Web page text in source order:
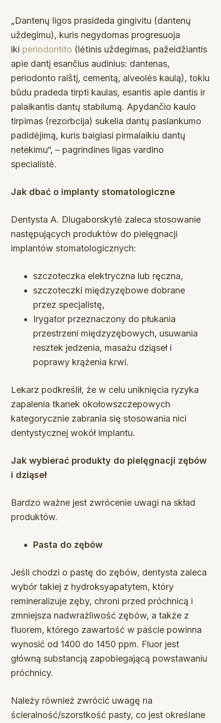
„Dantenų ligos prasideda gingivitu (dantenų
uždegimu), kuris negydomas progresuoja
iki periodontito (lėtinis uždegimas, pažeidžiantis
apie dantį esančius audinius: dantenas,
periodonto raištį, cementą, alveolės kaulą), tokiu
būdu pradeda tirpti kaulas, esantis apie dantis ir
palaikantis dantų stabilumą. Apydančio kaulo
tirpimas (rezorbcija) sukelia dantų paslankumo
padidėjimą, kuris baigiasi pirmalaikiu dantų
netekimu“, – pagrindines ligas vardino
specialistė.
Jak dbać o implanty stomatologiczne
Dentysta A. Dlugaborskytė zaleca stosowanie
następujących produktów do pielęgnacji
implantów stomatologicznych:
szczoteczka elektryczna lub ręczna,
szczoteczki międzyzębowe dobrane
przez specjalistę,
Irygator przeznaczony do płukania
przestrzeni międzyzębowych, usuwania
resztek jedzenia, masażu dziąseł i
poprawy krążenia krwi.
Lekarz podkreślił, że w celu uniknięcia ryzyka
zapalenia tkanek okołowszczepowych
kategorycznie zabrania się stosowania nici
dentystycznej wokół implantu.
Jak wybierać produkty do pielęgnacji zębów
i dziąseł
Bardzo ważne jest zwrócenie uwagi na skład
produktów.
Pasta do zębów
Jeśli chodzi o pastę do zębów, dentysta zaleca
wybór takiej z hydroksyapatytem, ​​który
remineralizuje zęby, chroni przed próchnicą i
zmniejsza nadwrażliwość zębów, a także z
fluorem, którego zawartość w paście powinna
wynosić od 1400 do 1450 ppm. Fluor jest
główną substancją zapobiegającą powstawaniu
próchnicy.
Należy również zwrócić uwagę na
ścieralność/szorstkość pasty, co jest określane